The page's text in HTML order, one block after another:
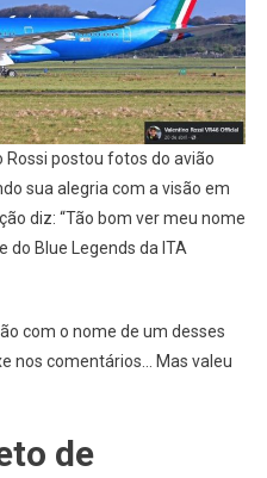
Rossi postou fotos do avião
sua alegria com a visão em
diz: “Tão bom ver meu nome
do Blue Legends da ITA
com o nome de um desses
nos comentários… Mas valeu
de